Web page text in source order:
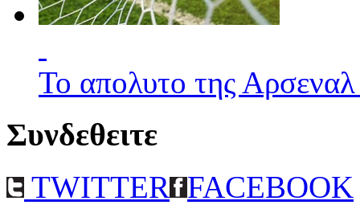
Το απολυτο της
Συνδεθειτε
TWITTER FACEBOOK